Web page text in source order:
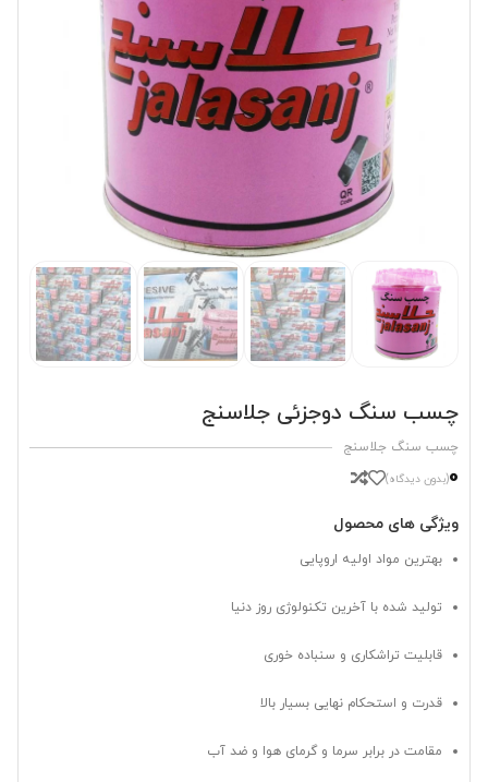
چسب سنگ دوجزئی جلاسنج
چسب سنگ جلاسنج
0(بدون دیدگاه)
ویژگی های محصول
بهترین مواد اولیه اروپایی
تولید شده با آخرین تکنولوژی روز دنیا
قابلیت تراشکاری و سنباده خوری
قدرت و استحکام نهایی بسیار بالا
مقامت در برابر سرما و گرمای هوا و ضد آب